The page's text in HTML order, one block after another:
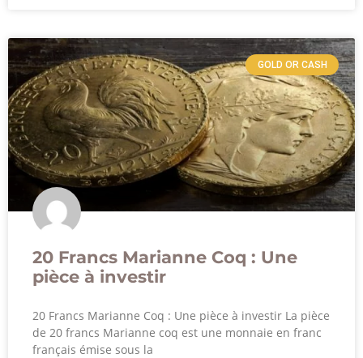
GOLD OR CASH
20 Francs Marianne Coq : Une
pièce à investir
20 Francs Marianne Coq : Une pièce à investir La pièce
de 20 francs Marianne coq est une monnaie en franc
français émise sous la